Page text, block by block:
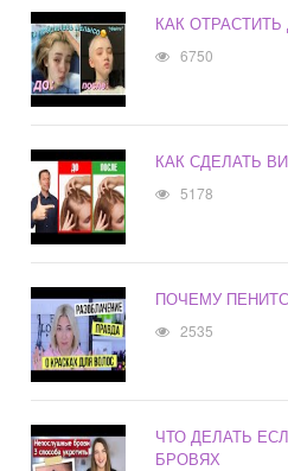
КАК
6750
КАК СДЕЛАТЬ
5178
ПОЧЕМУ
2535
ЧТО ДЕЛАТЬ
БРОВЯХ